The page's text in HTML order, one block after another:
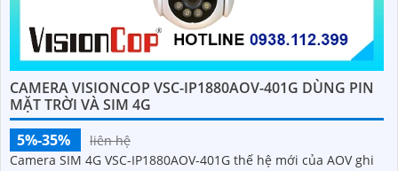
CAMERA VISIONCOP VSC-IP1880AOV-401G DÙNG PIN
MẶT TRỜI VÀ SIM 4G
5%-35%
liên hệ
Camera SIM 4G VSC-IP1880AOV-401G thế hệ mới của AOV ghi